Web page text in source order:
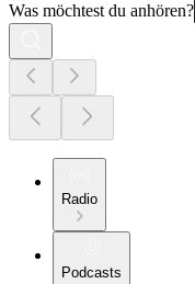
Was möchtest du anhören?
Radio
Podcasts